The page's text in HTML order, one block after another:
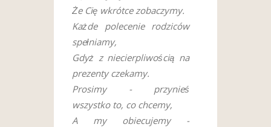
Że Cię wkrótce zobaczymy.
Każde polecenie rodziców
spełniamy,
Gdyż z niecierpliwością na
prezenty czekamy.
Prosimy - przynieś
wszystko to, co chcemy,
A my obiecujemy -